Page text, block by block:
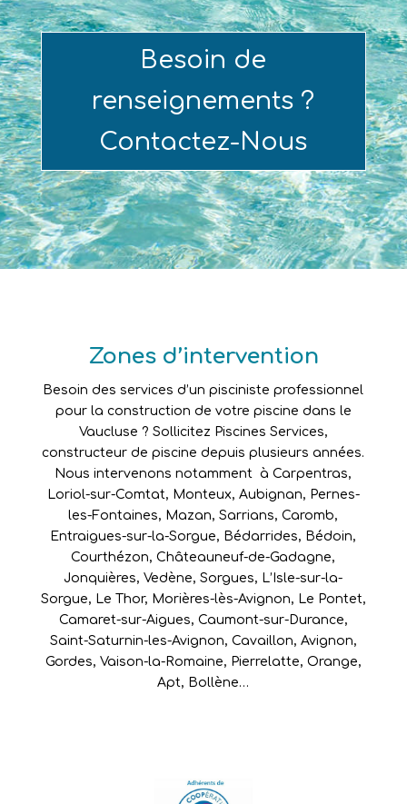
Besoin de
renseignements ?
Contactez-Nous
Zones d’intervention
Besoin des services d’un pisciniste professionnel
pour la construction de votre piscine dans le
Vaucluse ? Sollicitez Piscines Services,
constructeur de piscine depuis plusieurs années.
Nous intervenons notamment àCarpentras,
Loriol-sur-Comtat, Monteux, Aubignan, Pernes-
les-Fontaines, Mazan,Sarrians,Caromb,
Entraigues-sur-la-Sorgue, Bédarrides, Bédoin,
Courthézon,Châteauneuf-de-Gadagne,
Jonquières,Vedène,Sorgues, L’Isle-sur-la-
Sorgue, Le Thor, Morières-lès-Avignon, Le Pontet,
Camaret-sur-Aigues, Caumont-sur-Durance,
Saint-Saturnin-les-Avignon, Cavaillon, Avignon,
Gordes, Vaison-la-Romaine, Pierrelatte, Orange,
Apt, Bollène…